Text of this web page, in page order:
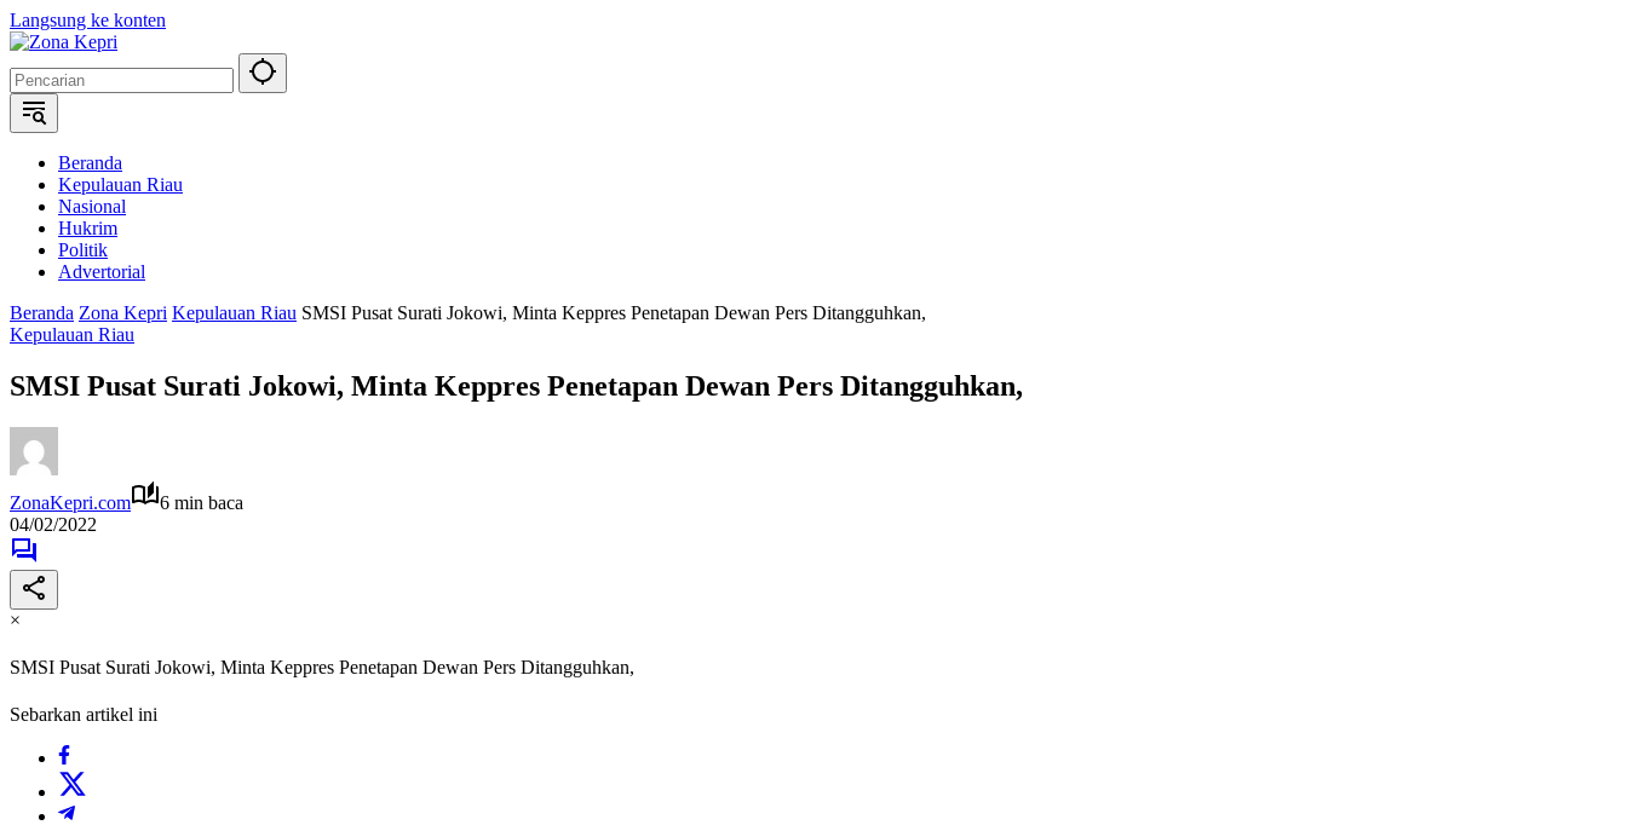
Langsung ke konten
Beranda
Kepulauan Riau
Nasional
Hukrim
Politik
Advertorial
Beranda Zona Kepri Kepulauan Riau SMSI Pusat Surati Jokowi, Minta Keppres Penetapan Dewan Pers Ditangguhkan,
Kepulauan Riau
SMSI Pusat Surati Jokowi, Minta Keppres Penetapan Dewan Pers Ditangguhkan,
ZonaKepri.com
6 min baca
04/02/2022
×
SMSI Pusat Surati Jokowi, Minta Keppres Penetapan Dewan Pers Ditangguhkan,
Sebarkan artikel ini